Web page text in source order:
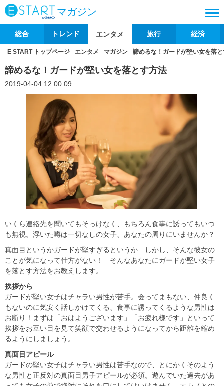
マガジン
総合 トレンド エンタメ 旅行 経済
E START トップページ エンタメ マガジン 諦めるな！ガードが堅い女を落
諦めるな！ガードが堅い女を落とす方法
2019-04-04 12:00:09
いくら連絡先を聞いてもそっけなく、もちろん食事に誘ってもいつ
も無視。浮いた噂は一切なしの女子、あなたの周りにいませんか？
真面目というかガードが堅すぎるというか…しかし、そんな彼女の
ことが気になって仕方がない！ そんなあなたにガードが堅い女子
を落とす方法をお教えします。
挨拶から
ガードが堅い女子はチャラい男性が苦手。会ってまもない、仲良く
もないのに気安く話しかけてくる、食事に誘ってくるような男性は
お断り！まずは「おはようございます」「お疲れ様です」といって
挨拶をお互い目を見て笑顔で交わせるようになってから距離を縮め
るようにしましょう。
真面目アピール
ガードの堅い女子はチャラい男性は苦手なので、とにかくそのよう
な男性と正反対の真面目男子アピールが必須。遊んでいた過去があ